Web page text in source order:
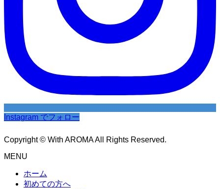
Instagram でフォロー
Copyright © With AROMA All Rights Reserved.
MENU
ホーム
初めての方へ